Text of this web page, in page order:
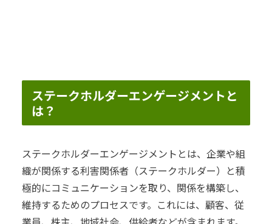
ステークホルダーエンゲージメントと
は？
ステークホルダーエンゲージメントとは、企業や組
織が関係する利害関係者（ステークホルダー）と積
極的にコミュニケーションを取り、関係を構築し、
維持するためのプロセスです。これには、顧客、従